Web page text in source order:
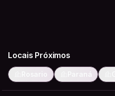
Locais Próximos
Rosario Paraná